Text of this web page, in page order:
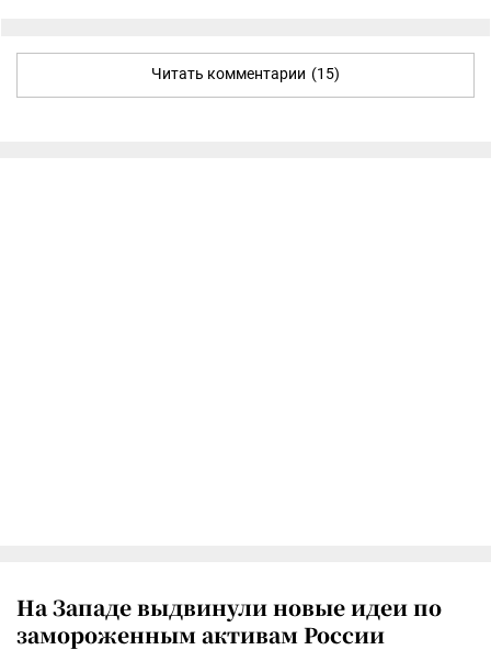
Читать комментарии (15)
На Западе выдвинули новые идеи по
замороженным активам России